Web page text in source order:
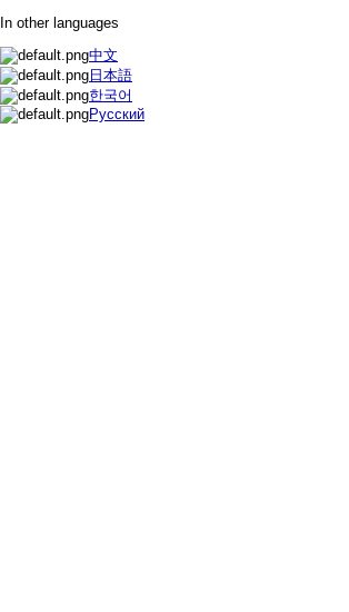
In other languages
中文
日本語
한국어
Русский